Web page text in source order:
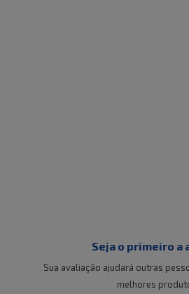
Seja o primeiro a
Sua avaliação ajudará outras
melhores